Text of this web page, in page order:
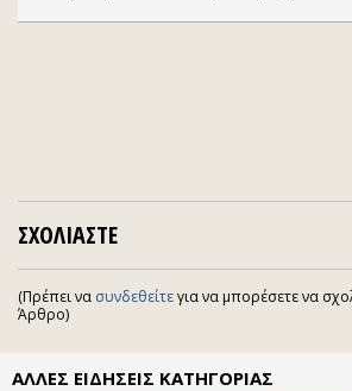
ΣΧΟΛΙΑΣΤΕ
(Πρέπει να συνδεθείτεγια να μπορέσετε να
Άρθρο)
ΑΛΛΕΣ ΕΙΔΗΣΕΙΣ ΚΑΤΗΓΟΡΙΑΣ